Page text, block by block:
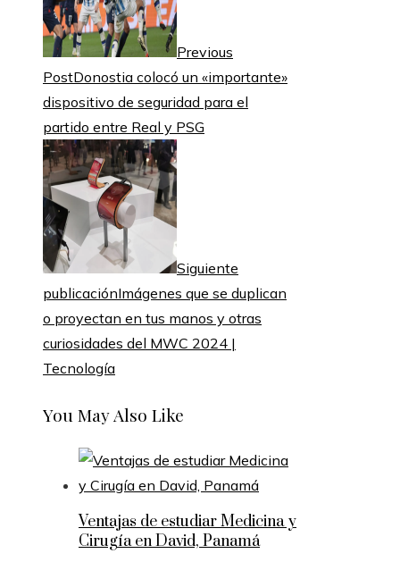
Previous
PostDonostia colocó un «importante»
dispositivo de seguridad para el
partido entre Real y PSG
Siguiente
publicaciónImágenes que se duplican
o proyectan en tus manos y otras
curiosidades del MWC 2024 |
Tecnología
You May Also Like
Ventajas de estudiar Medicina y
Cirugía en David, Panamá